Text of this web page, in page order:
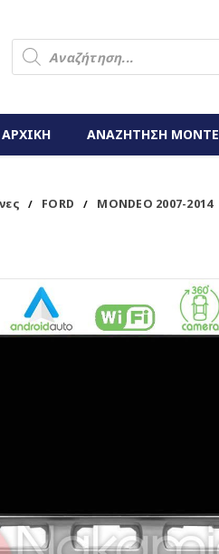
ΑΡΧΙΚΗ ΑΝΑΖΗΤΗΣΗ
/ FORD / MONDEO 2007-2014